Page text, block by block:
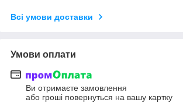
Всі умови доставки
Умови оплати
Ви отримаєте замовлення
або гроші повернуться на вашу картку